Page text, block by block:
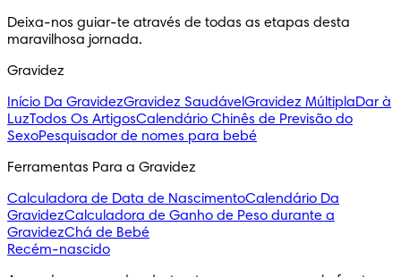
Deixa-nos guiar-te através de todas as etapas desta
maravilhosa jornada.
Gravidez
Início Da GravidezGravidez SaudávelGravidez MúltiplaDar à
LuzTodos Os ArtigosCalendário Chinês de Previsão do
SexoPesquisador de nomes para bebé
Ferramentas Para a Gravidez
Calculadora de Data de NascimentoCalendário Da
GravidezCalculadora de Ganho de Peso durante a
GravidezChá de Bebé
Recém-nascido